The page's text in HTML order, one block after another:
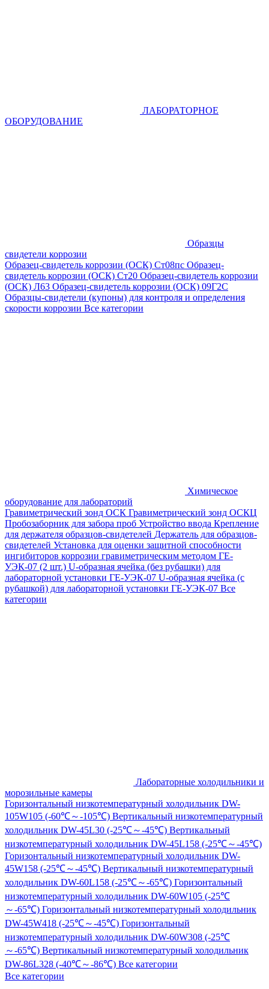
ЛАБОРАТОРНОЕ
ОБОРУДОВАНИЕ
Образцы
свидетели коррозии
Образец-свидетель коррозии (ОСК) Ст08пс Образец-
свидетель коррозии (ОСК) Ст20 Образец-свидетель коррозии
(ОСК) Л63 Образец-свидетель коррозии (ОСК) 09Г2С
Образцы-свидетели (купоны) для контроля и определения
скорости коррозии Все категории
Химическое
оборудование для лабораторий
Гравиметрический зонд ОСК Гравиметрический зонд ОСКЦ
Пробозаборник для забора проб Устройство ввода Крепление
для держателя образцов-свидетелей Держатель для образцов-
свидетелей Установка для оценки защитной способности
ингибиторов коррозии гравиметрическим методом ГЕ-
УЭК-07 (2 шт.) U-образная ячейка (без рубашки) для
лабораторной установки ГЕ-УЭК-07 U-образная ячейка (с
рубашкой) для лабораторной установки ГЕ-УЭК-07 Все
категории
Лабораторные холодильники и
морозильные камеры
Горизонтальный низкотемпературный холодильник DW-
105W105 (-60℃～-105℃) Вертикальный низкотемпературный
холодильник DW-45L30 (-25℃～-45℃) Вертикальный
низкотемпературный холодильник DW-45L158 (-25℃～-45℃)
Горизонтальный низкотемпературный холодильник DW-
45W158 (-25℃～-45℃) Вертикальный низкотемпературный
холодильник DW-60L158 (-25℃～-65℃) Горизонтальный
низкотемпературный холодильник DW-60W105 (-25℃
～-65℃) Горизонтальный низкотемпературный холодильник
DW-45W418 (-25℃～-45℃) Горизонтальный
низкотемпературный холодильник DW-60W308 (-25℃
～-65℃) Вертикальный низкотемпературный холодильник
DW-86L328 (-40℃～-86℃) Все категории
Все категории